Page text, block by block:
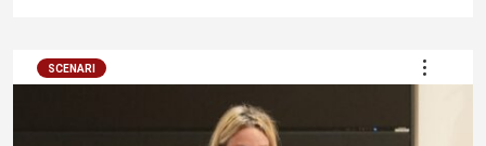
SCENARI